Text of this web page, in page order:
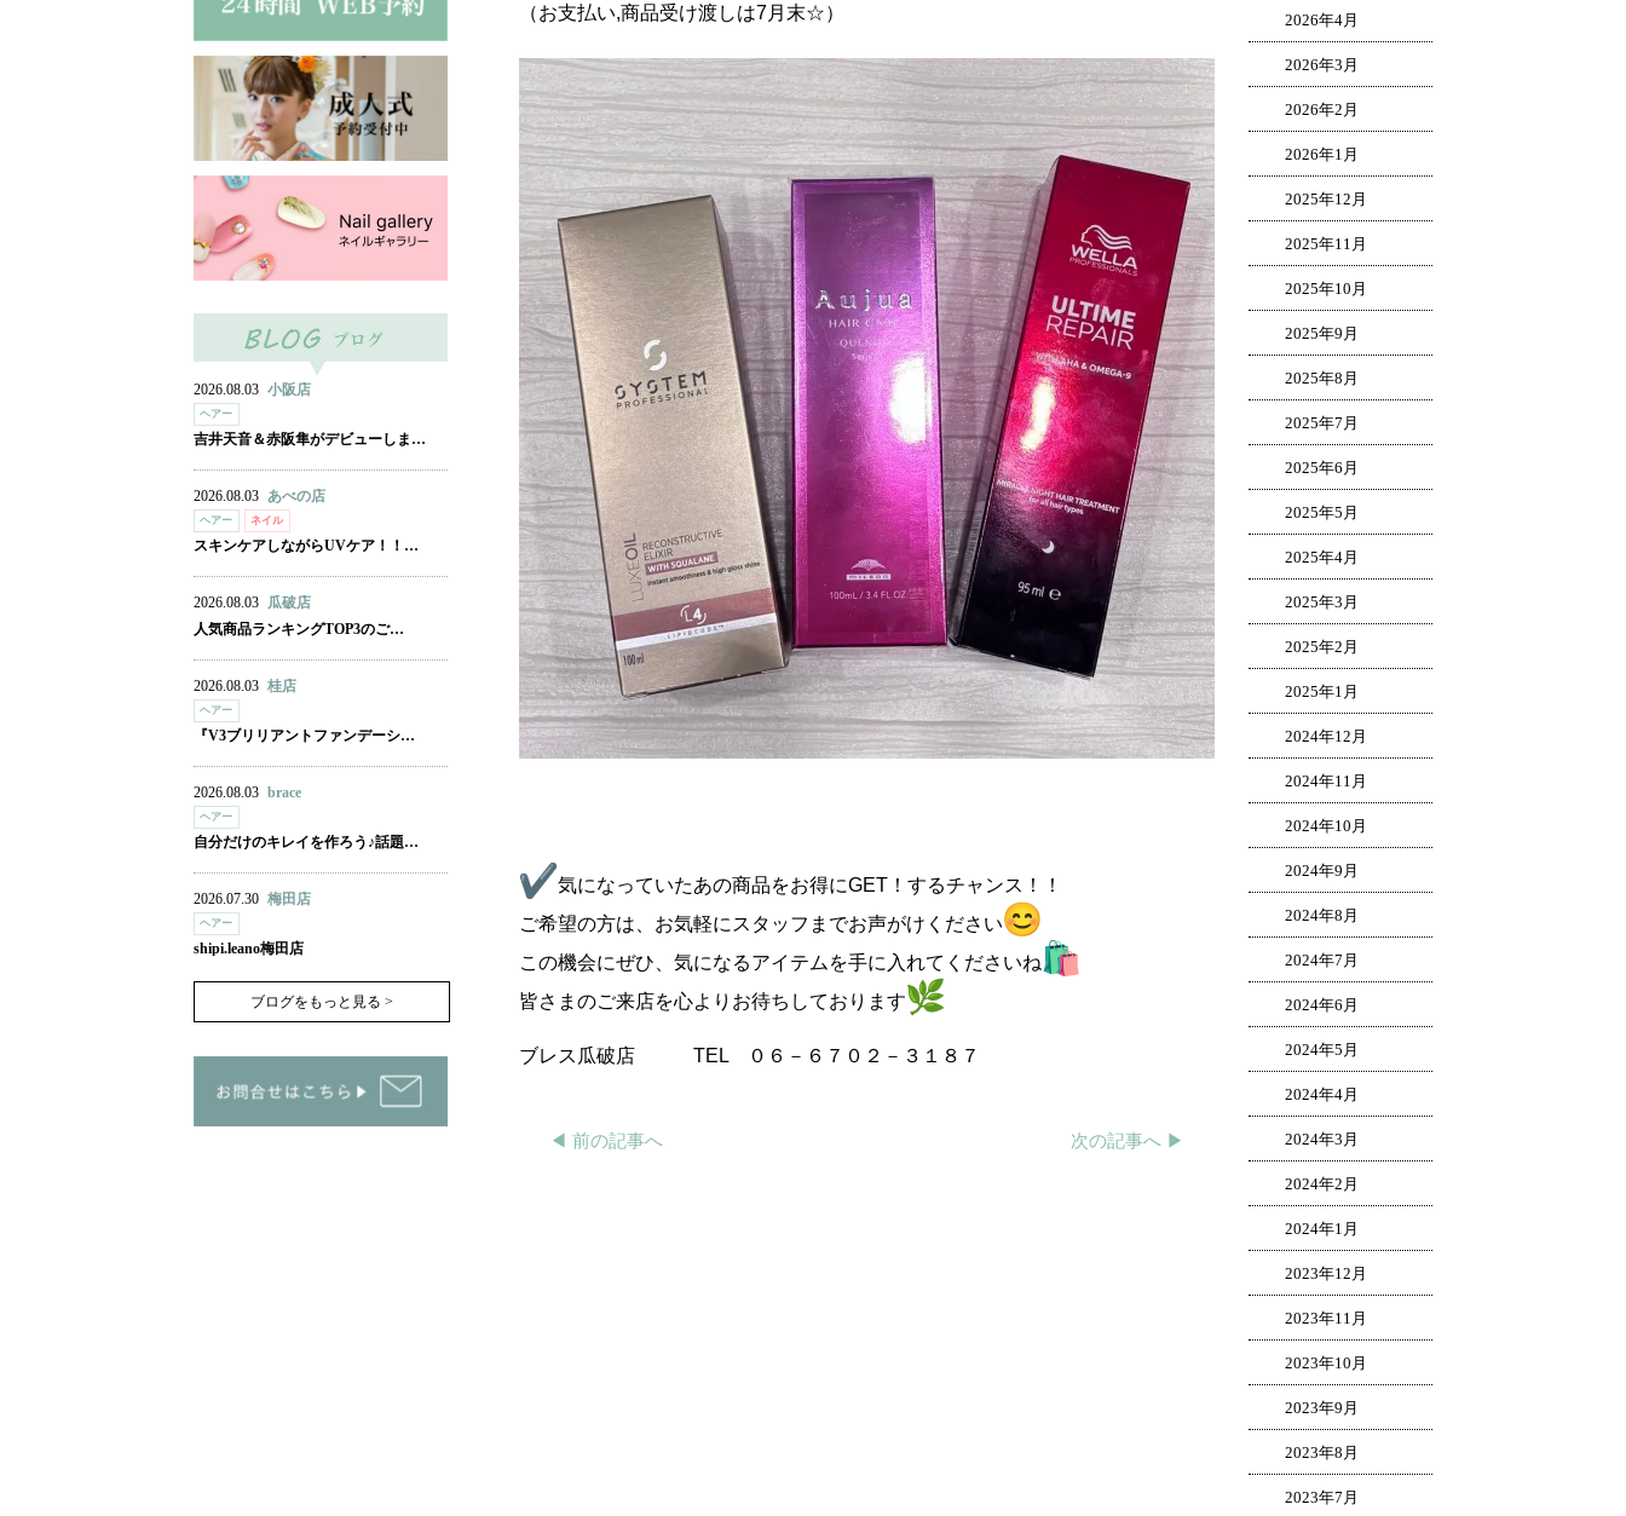
（お支払い,商品受け渡しは7月末☆）
気になっていたあの商品をお得にGET！するチャンス！！
ご希望の方は、お気軽にスタッフまでお声がけください
この機会にぜひ、気になるアイテムを手に入れてくださいね
皆さまのご来店を心よりお待ちしております
ブレス瓜破店 TEL ０６－６７０２－３１８７
◀︎ 前の記事へ 次の記事へ ▶︎
2026年4月
2026年3月
2026年2月
2026年1月
2025年12月
2025年11月
2025年10月
2025年9月
2025年8月
2025年7月
2025年6月
2025年5月
2025年4月
2025年3月
2025年2月
2025年1月
2024年12月
2024年11月
2024年10月
2024年9月
2024年8月
2024年7月
2024年6月
2024年5月
2024年4月
2024年3月
2024年2月
2024年1月
2023年12月
2023年11月
2023年10月
2023年9月
2023年8月
2023年7月
2026.08.03 小阪店
ヘアー
吉井天音＆赤阪隼がデビューしま…
2026.08.03 あべの店
ヘアー ネイル
スキンケアしながらUVケア！！…
2026.08.03
瓜破店
人気商品ランキングTOP3のご…
2026.08.03 桂店
ヘアー
『V3ブリリアントファンデーシ…
2026.08.03 brace
ヘアー
自分だけのキレイを作ろう♪話題…
2026.07.30 梅田店
ヘアー
shipi.leano梅田店
ブログをもっと見る >